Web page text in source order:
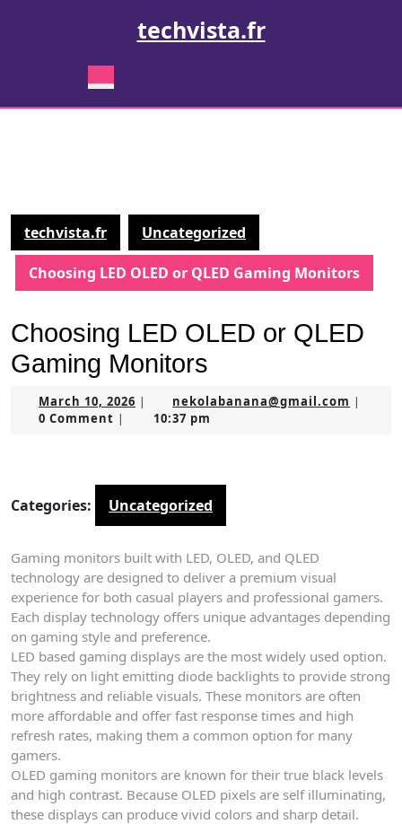
techvista.fr
techvista.fr Uncategorized
Choosing LED OLED or QLED Gaming Monitors
Choosing LED OLED or QLED
Gaming Monitors
March 10, 2026 March
| nekolabanana@gmail.com |
0 Comment | 10:37 pm
Categories: Uncategorized
Gaming monitors built with LED, OLED, and QLED
technology are designed to deliver a premium visual
experience for both casual players and professional gamers.
Each display technology offers unique advantages depending
on gaming style and preference.
LED based gaming displays are the most widely used option.
They rely on light emitting diode backlights to provide strong
brightness and reliable visuals. These monitors are often
more affordable and offer fast response times and high
refresh rates, making them a common option for many
gamers.
OLED gaming monitors are known for their true black levels
and high contrast. Because OLED pixels are self illuminating,
these displays can produce vivid colors and sharp detail.